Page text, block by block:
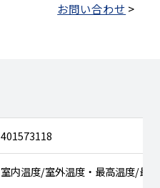
お問い合わせ >
401573118
室内温度/室外温度・最高温度/最